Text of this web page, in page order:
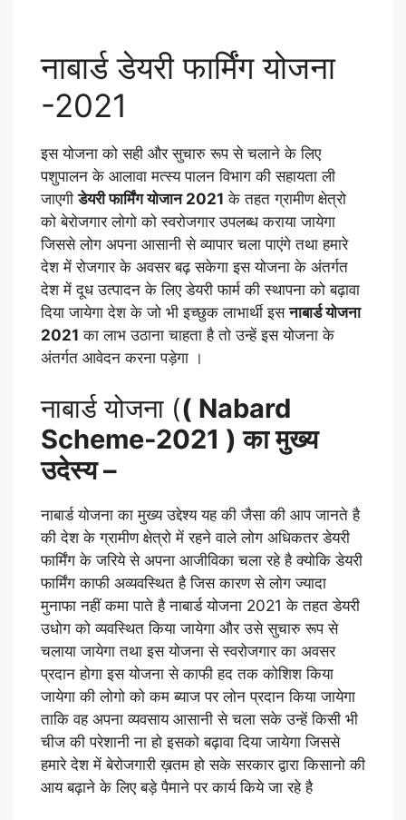
नाबार्ड डेयरी फार्मिंग योजना
-2021
इस योजना को सही और सुचारु रूप से चलाने के लिए
पशुपालन के आलावा मत्स्य पालन विभाग की सहायता ली
जाएगीडेयरी फार्मिंग योजान 2021 के तहत ग्रामीण क्षेत्रो
को बेरोजगार लोगो को स्वरोजगार उपलब्ध कराया जायेगा
जिससे लोग अपना आसानी से व्यापार चला पाएंगे तथा हमारे
देश में रोजगार के अवसर बढ़ सकेगा इस योजना के अंतर्गत
देश में दूध उत्पादन के लिए डेयरी फार्म की स्थापना को बढ़ावा
दिया जायेगा देश के जो भी इच्छुक लाभार्थी इसनाबार्ड योजना
2021 का लाभ उठाना चाहता है तो उन्हें इस योजना के
अंतर्गत आवेदन करना पड़ेगा ।
नाबार्ड योजना (( Nabard
Scheme-2021 ) का मुख्य
उदेस्य –
नाबार्ड योजना का मुख्य उद्देश्य यह की जैसा की आप जानते है
की देश के ग्रामीण क्षेत्रो में रहने वाले लोग अधिकतर डेयरी
फार्मिंग के जरिये से अपना आजीविका चला रहे है क्योकि डेयरी
फार्मिंग काफी अव्यवस्थित है जिस कारण से लोग ज्यादा
मुनाफा नहीं कमा पाते है नाबार्ड योजना 2021 के तहत डेयरी
उधोग को व्यवस्थित किया जायेगा और उसे सुचारु रूप से
चलाया जायेगा तथा इस योजना से स्वरोजगार का अवसर
प्रदान होगा इस योजना से काफी हद तक कोशिश किया
जायेगा की लोगो को कम ब्याज पर लोन प्रदान किया जायेगा
ताकि वह अपना व्यवसाय आसानी से चला सके उन्हें किसी भी
चीज की परेशानी ना हो इसको बढ़ावा दिया जायेगा जिससे
हमारे देश में बेरोजगारी ख़तम हो सके सरकार द्वारा किसानो की
आय बढ़ाने के लिए बड़े पैमाने पर कार्य किये जा रहे है